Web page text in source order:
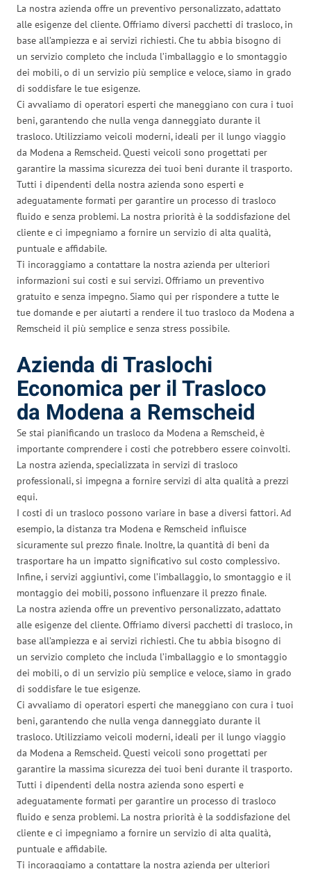
La nostra azienda offre un preventivo personalizzato, adattato
alle esigenze del cliente. Offriamo diversi pacchetti di trasloco, in
base all’ampiezza e ai servizi richiesti. Che tu abbia bisogno di
un servizio completo che includa l’imballaggio e lo smontaggio
dei mobili, o di un servizio più semplice e veloce, siamo in grado
di soddisfare le tue esigenze.
Ci avvaliamo di operatori esperti che maneggiano con cura i tuoi
beni, garantendo che nulla venga danneggiato durante il
trasloco. Utilizziamo veicoli moderni, ideali per il lungo viaggio
da Modena a Remscheid. Questi veicoli sono progettati per
garantire la massima sicurezza dei tuoi beni durante il trasporto.
Tutti i dipendenti della nostra azienda sono esperti e
adeguatamente formati per garantire un processo di trasloco
fluido e senza problemi. La nostra priorità è la soddisfazione del
cliente e ci impegniamo a fornire un servizio di alta qualità,
puntuale e affidabile.
Ti incoraggiamo a contattare la nostra azienda per ulteriori
informazioni sui costi e sui servizi. Offriamo un preventivo
gratuito e senza impegno. Siamo qui per rispondere a tutte le
tue domande e per aiutarti a rendere il tuo trasloco da Modena a
Remscheid il più semplice e senza stress possibile.
Azienda di Traslochi
Economica per il Trasloco
da Modena a Remscheid
Se stai pianificando un trasloco da Modena a Remscheid, è
importante comprendere i costi che potrebbero essere coinvolti.
La nostra azienda, specializzata in servizi di trasloco
professionali, si impegna a fornire servizi di alta qualità a prezzi
equi.
I costi di un trasloco possono variare in base a diversi fattori. Ad
esempio, la distanza tra Modena e Remscheid influisce
sicuramente sul prezzo finale. Inoltre, la quantità di beni da
trasportare ha un impatto significativo sul costo complessivo.
Infine, i servizi aggiuntivi, come l’imballaggio, lo smontaggio e il
montaggio dei mobili, possono influenzare il prezzo finale.
La nostra azienda offre un preventivo personalizzato, adattato
alle esigenze del cliente. Offriamo diversi pacchetti di trasloco, in
base all’ampiezza e ai servizi richiesti. Che tu abbia bisogno di
un servizio completo che includa l’imballaggio e lo smontaggio
dei mobili, o di un servizio più semplice e veloce, siamo in grado
di soddisfare le tue esigenze.
Ci avvaliamo di operatori esperti che maneggiano con cura i tuoi
beni, garantendo che nulla venga danneggiato durante il
trasloco. Utilizziamo veicoli moderni, ideali per il lungo viaggio
da Modena a Remscheid. Questi veicoli sono progettati per
garantire la massima sicurezza dei tuoi beni durante il trasporto.
Tutti i dipendenti della nostra azienda sono esperti e
adeguatamente formati per garantire un processo di trasloco
fluido e senza problemi. La nostra priorità è la soddisfazione del
cliente e ci impegniamo a fornire un servizio di alta qualità,
puntuale e affidabile.
Ti incoraggiamo a contattare la nostra azienda per ulteriori